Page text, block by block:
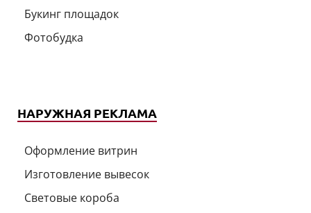
Букинг площадок
Фотобудка
НАРУЖНАЯ РЕКЛАМА
Оформление витрин
Изготовление вывесок
Световые короба